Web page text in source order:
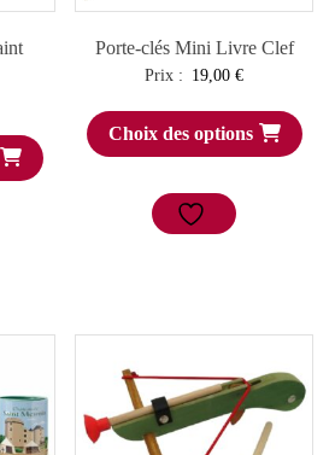
Porte-clés Mini Livre Clef
Prix : 19,00€
Choix des options